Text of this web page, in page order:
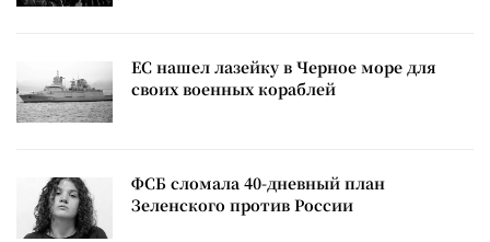
ЕС нашел лазейку в Черное море для
своих военных кораблей
ФСБ сломала 40-дневный план
Зеленского против России